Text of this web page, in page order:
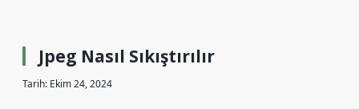
Jpeg Nasıl Sıkıştırılır
Tarih: Ekim 24, 2024